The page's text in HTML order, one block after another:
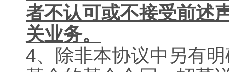
者不认可或不接受前述
关业务。
4、除非本协议中另有